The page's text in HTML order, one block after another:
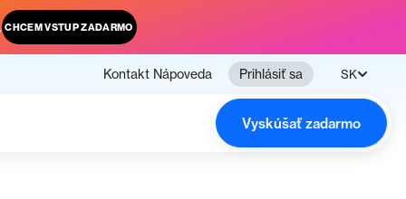
CHCEM VSTUP ZADARMO
Kontakt Nápoveda Prihlásiť sa SK
Vyskúšať zadarmo